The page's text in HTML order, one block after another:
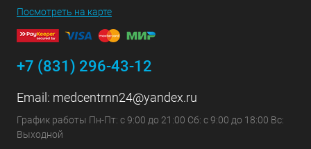
Посмотреть на карте
+7 (831) 296-43-12
Email: medcentrnn24@yandex.ru
График работы Пн-Пт: с 9:00 до 21:00 Сб: с 9:00 до 18:00 Вс:
Выходной